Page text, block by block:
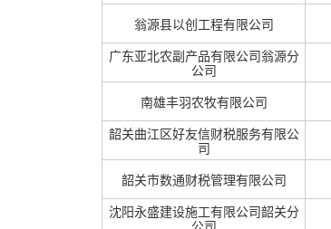
翁源县以创工程有限公司
广东亚北农副产品有限公司翁源分
公司
南雄丰羽农牧有限公司
韶关曲江区好友信财税服务有限公
司
韶关市数通财税管理有限公司
沈阳永盛建设施工有限公司韶关分
公司